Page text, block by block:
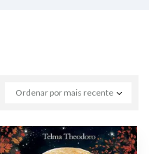
Ordenar por mais recente